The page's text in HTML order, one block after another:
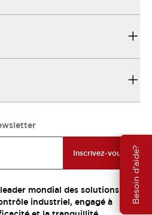
Besoin d'aide?
Inscrivez-vous
mondial des solutions
industriel, engagé à